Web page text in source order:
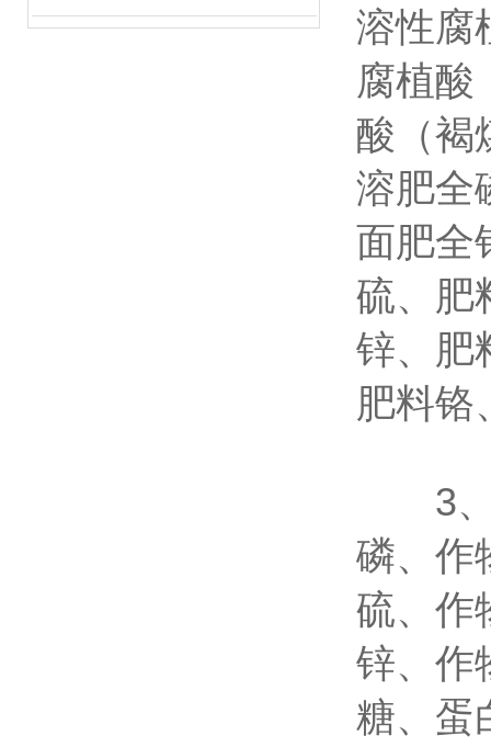
溶性腐
腐植酸
酸（褐
溶肥全
面肥全
硫、肥
锌、肥
肥料铬
3、
磷、作
硫、作
锌、作
糖、蛋